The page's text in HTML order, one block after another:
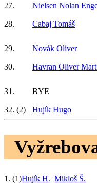
27.
Nielsen Nolan
28.
Cabaj Tomáš
29.
Novák Oliver
30.
Havran Oliver
31.
BYE
32. (2) Hujík Hugo
1. (1)Hujík H. Mikloš Š.